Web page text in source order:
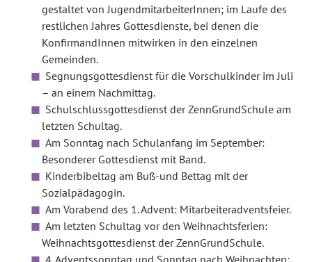
gestaltet von JugendmitarbeiterInnen; im Laufe des
restlichen Jahres Gottesdienste, bei denen die
KonfirmandInnen mitwirken in den einzelnen
Gemeinden.
Segnungsgottesdienst für die Vorschulkinder im Juli
– an einem Nachmittag.
Schulschlussgottesdienst der ZennGrundSchule am
letzten Schultag.
Am Sonntag nach Schulanfang im September:
Besonderer Gottesdienst mit Band.
Kinderbibeltag am Buß-und Bettag mit der
Sozialpädagogin.
Am Vorabend des 1. Advent: Mitarbeiteradventsfeier.
Am letzten Schultag vor den Weihnachtsferien:
Weihnachtsgottesdienst der ZennGrundSchule.
4. Adventssonntag und Sonntag nach Weihnachten: